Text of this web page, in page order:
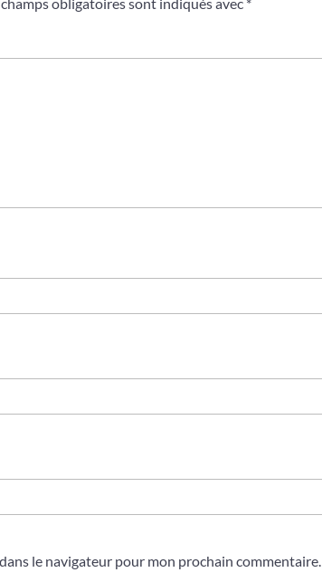
le navigateur pour mon prochain commentaire.